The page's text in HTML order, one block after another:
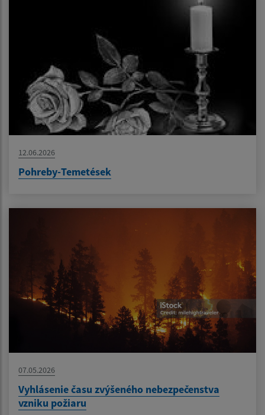
12.06.2026
Pohreby-Temetések
07.05.2026
Vyhlásenie času zvýšeného nebezpečenstva
vzniku požiaru